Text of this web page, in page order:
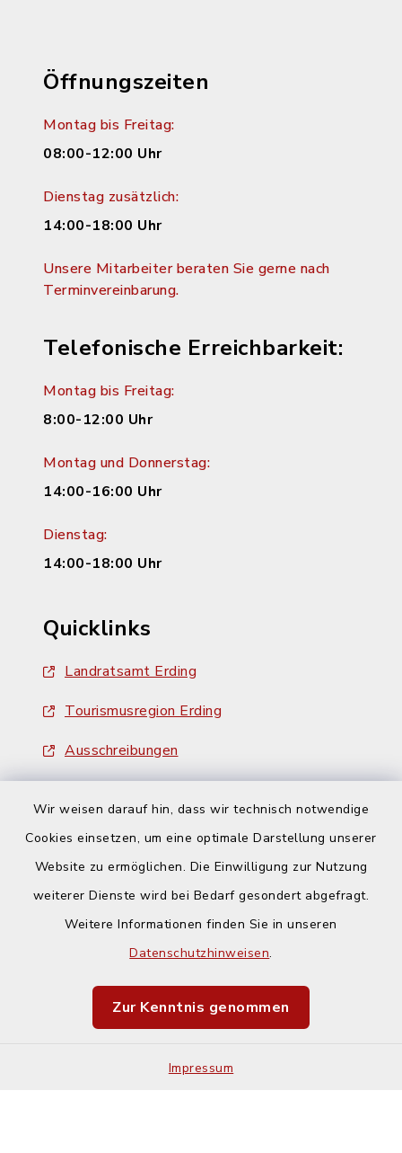
Wir weisen darauf hin, dass wir technisch notwendige
Cookies einsetzen, um eine optimale Darstellung unserer
Website zu ermöglichen. Die Einwilligung zur Nutzung
weiterer Dienste wird bei Bedarf gesondert abgefragt.
Weitere Informationen finden Sie in unseren
Datenschutzhinweisen.
Zur Kenntnis genommen
Impressum
Öffnungszeiten
Montag bis Freitag:
08:00-12:00 Uhr
Dienstag zusätzlich:
14:00-18:00 Uhr
Unsere Mitarbeiter beraten Sie gerne nach
Terminvereinbarung.
Telefonische Erreichbarkeit:
Montag bis Freitag:
8:00-12:00 Uhr
Montag und Donnerstag:
14:00-16:00 Uhr
Dienstag:
14:00-18:00 Uhr
Quicklinks
Landratsamt Erding
Tourismusregion Erding
Ausschreibungen
Barrierefreiheit
Impressum
Sitemap